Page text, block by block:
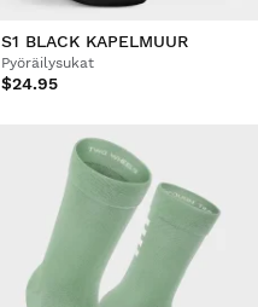
S1 BLACK KAPELMUUR
Pyöräilysukat
$24.95